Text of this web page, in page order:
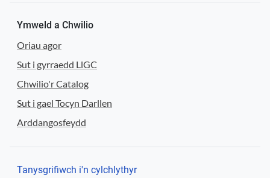
Ymweld a Chwilio
Oriau agor
Sut i gyrraedd LlGC
Chwilio'r Catalog
Sut i gael Tocyn Darllen
Arddangosfeydd
Tanysgrifiwch i'n cylchlythyr